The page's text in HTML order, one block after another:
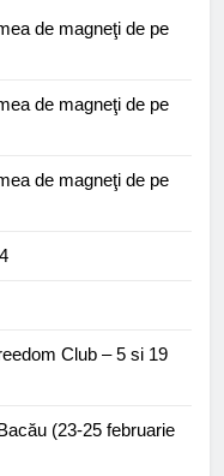
de magneţi de pe
de magneţi de pe
de magneţi de pe
Club – 5 si 19
(23-25 februarie